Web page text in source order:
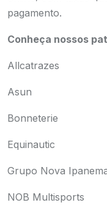
pagamento.
Conheça nossos
Allcatrazes
Asun
Bonneterie
Equinautic
Grupo Nova
NOB Multisports